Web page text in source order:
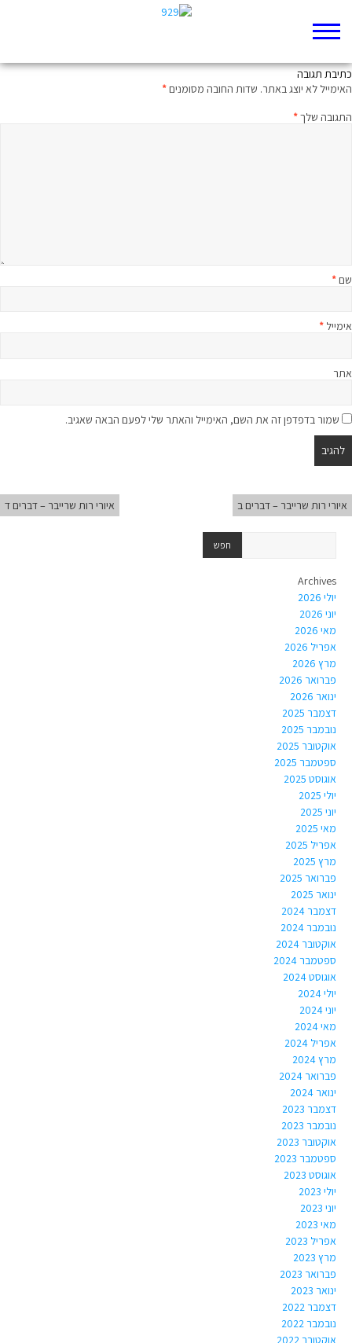
כתיבת תגובה
האימייל לא יוצג באתר. שדות החובה מסומנים*
התגובה שלך*
שם*
אימייל *
אתר
שמור בדפדפן זה את השם, האימייל והאתר שלי לפעם הבאה שאגיב.
איורי רות שרייבר – דברים ב איורי רות שרייבר – דברים ד
Archives
יולי 2026
יוני 2026
מאי 2026
אפריל 2026
מרץ 2026
פברואר 2026
ינואר 2026
דצמבר 2025
נובמבר 2025
אוקטובר 2025
ספטמבר 2025
אוגוסט 2025
יולי 2025
יוני 2025
מאי 2025
אפריל 2025
מרץ 2025
פברואר 2025
ינואר 2025
דצמבר 2024
נובמבר 2024
אוקטובר 2024
ספטמבר 2024
אוגוסט 2024
יולי 2024
יוני 2024
מאי 2024
אפריל 2024
מרץ 2024
פברואר 2024
ינואר 2024
דצמבר 2023
נובמבר 2023
אוקטובר 2023
ספטמבר 2023
אוגוסט 2023
יולי 2023
יוני 2023
מאי 2023
אפריל 2023
מרץ 2023
פברואר 2023
ינואר 2023
דצמבר 2022
נובמבר 2022
אוקטובר 2022